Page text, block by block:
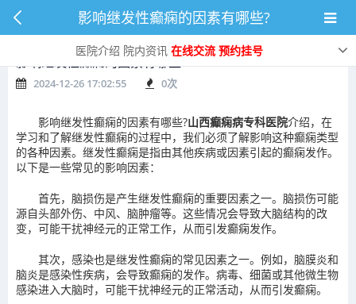
医院介绍 院内资讯 在线交流 预约挂号
影响继发性癫痫的因素有哪些?
影响继发性癫痫的因素有哪些?
2024-12-26 17:02:55 0次
影响继发性癫痫的因素有哪些?山西癫痫病专科医院介绍，在
学习和了解继发性癫痫的过程中，我们必须了解影响这种癫痫类型
的各种因素。继发性癫痫是指由其他疾病或因素引起的癫痫发作。
以下是一些常见的影响因素：
首先，脑损伤是产生继发性癫痫的重要因素之一。脑损伤可能
源自头部外伤、中风、脑肿瘤等。这些情况会导致大脑结构的改
变，可能干扰神经元的正常工作，从而引发癫痫发作。
其次，感染也是继发性癫痫的常见因素之一。例如，脑膜炎和
脑炎是感染性疾病，会导致癫痫的发作。病毒、细菌或其他微生物
感染进入大脑时，可能干扰神经元的正常活动，从而引发癫痫。